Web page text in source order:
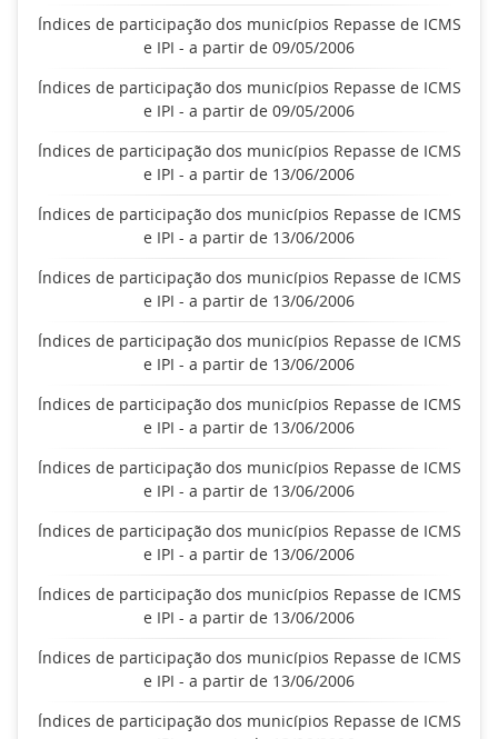
Índices de participação dos municípios Repasse de ICMS
e IPI - a partir de 09/05/2006
Índices de participação dos municípios Repasse de ICMS
e IPI - a partir de 09/05/2006
Índices de participação dos municípios Repasse de ICMS
e IPI - a partir de 13/06/2006
Índices de participação dos municípios Repasse de ICMS
e IPI - a partir de 13/06/2006
Índices de participação dos municípios Repasse de ICMS
e IPI - a partir de 13/06/2006
Índices de participação dos municípios Repasse de ICMS
e IPI - a partir de 13/06/2006
Índices de participação dos municípios Repasse de ICMS
e IPI - a partir de 13/06/2006
Índices de participação dos municípios Repasse de ICMS
e IPI - a partir de 13/06/2006
Índices de participação dos municípios Repasse de ICMS
e IPI - a partir de 13/06/2006
Índices de participação dos municípios Repasse de ICMS
e IPI - a partir de 13/06/2006
Índices de participação dos municípios Repasse de ICMS
e IPI - a partir de 13/06/2006
Índices de participação dos municípios Repasse de ICMS